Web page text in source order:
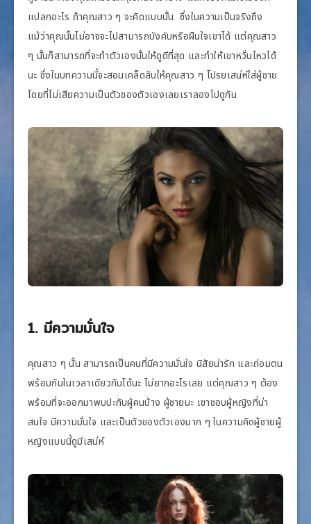
แปลกอะไร ถ้าคุณสาว ๆ จะคิดแบบนั้น ซึ่งในความเป็นจริงถึง
แม้ว่าคุณนั้นไม่อาจจะไปสามารถบังคับหรือฝืนใจเขาได้ แต่คุณสาว
ๆ นั้นก็สามารถที่จะทำตัวเองนั้นให้ดูดีที่สุด และทำให้เขาหวั่นไหวได้
นะ ซึ่งในบทความนี้จะสอนเคล็ดลับให้คุณสาว ๆ โปรยเสน่ห์ใส่ผู้ชาย
โดยที่ไม่เสียความเป็นตัวของตัวเองเลยเราลองไปดูกัน
1. มีความมั่นใจ
คุณสาว ๆ นั้น สามารถเป็นคนที่มีความมั่นใจ นิสัยน่ารัก และถ่อมตน
พร้อมกันในเวลาเดียวกันได้นะ ไม่ยากอะไรเลย แต่คุณสาว ๆ ต้อง
พร้อมที่จะออกมาพบปะกับผู้คนบ้าง ผู้ชายนะ เขาชอบผู้หญิงที่น่า
สนใจ มีความมั่นใจ และเป็นตัวของตัวเองมาก ๆ ในความคิดผู้ชายผู้
หญิงแบบนี้ดูมีเสน่ห์